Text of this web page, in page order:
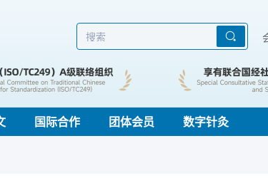
国际合作 团体会员 数字针灸